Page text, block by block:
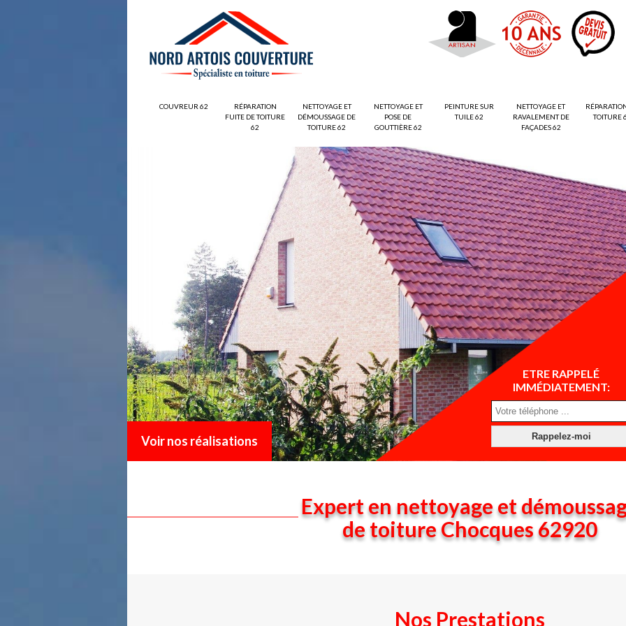
COUVREUR 62
RÉPARATION
FUITE DE TOITURE
62
NETTOYAGE ET
DÉMOUSSAGE DE
TOITURE 62
NETTOYAGE ET
POSE DE
GOUTTIÈRE 62
PEINTURE SUR
TUILE 62
NETTOYAGE ET
RAVALEMENT DE
FAÇADES 62
TOITURE
Voir nos réalisations
ETRE RAPPELÉ
IMMÉDIATEMENT:
Expert en nettoyage et
de toiture Chocques 62920
Nos Prestations